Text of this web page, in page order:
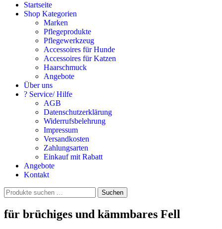
Startseite
Shop Kategorien
Marken
Pflegeprodukte
Pflegewerkzeug
Accessoires für Hunde
Accessoires für Katzen
Haarschmuck
Angebote
Über uns
? Service/ Hilfe
AGB
Datenschutzerklärung
Widerrufsbelehrung
Impressum
Versandkosten
Zahlungsarten
Einkauf mit Rabatt
Angebote
Kontakt
Suchen
nach:
Suchen
für brüchiges und kämmbares Fell